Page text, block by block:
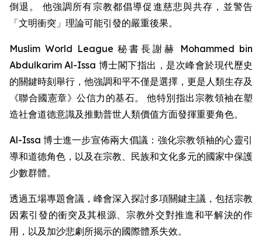
倒退。 他強調所有宗教都倡導促進慈悲與共存，並警告
「文明衝突」理論可能引發的嚴重後果。
Muslim World League 秘書長謝赫 Mohammed bin
Abdulkarim Al-Issa 博士閣下指出，是次峰會於現代歷史
的關鍵時刻舉行，他強調和平不僅是選擇，更是人類生存及
《聯合國憲章》公信力的基石。 他特別指出宗教領袖在塑
造社會道德意識及推動普世人類價值方面發揮重要角色。
Al-Issa 博士進一步宣佈兩大倡議：強化宗教領袖的心靈引
導和道德角色，以及在宗教、民族和文化多元的國家中保護
少數群體。
透過五場專題會議，峰會深入探討多項關鍵主議，包括宗教
因素引發的衝突及其根源、宗教外交對推進和平解決的作
用，以及加沙悲劇所揭示的國際體系失效。